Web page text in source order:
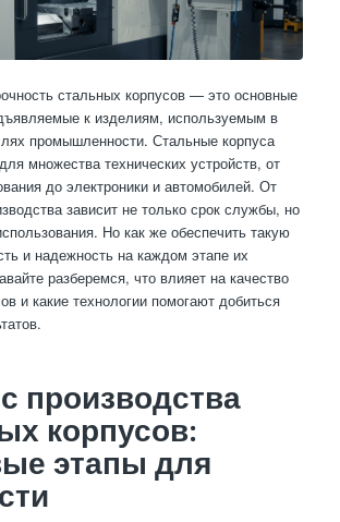
стальных корпусов — это основные
к изделиям, используемым в
промышленности. Стальные корпуса
множества технических устройств, от
до электроники и автомобилей. От
зависит не только срок службы, но
Но как же обеспечить такую
и надежность на каждом этапе их
разберемся, что влияет на качество
и какие технологии помогают добиться
производства
корпусов:
этапы для